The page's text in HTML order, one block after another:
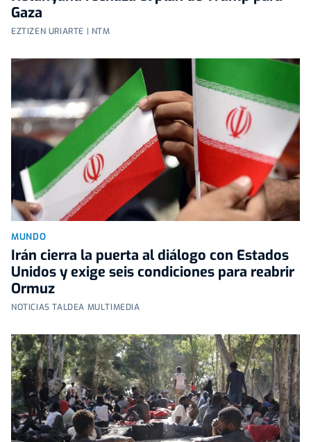
Gaza
EZTIZEN URIARTE | NTM
MUNDO
Irán cierra la puerta al diálogo con Estados
Unidos y exige seis condiciones para reabrir
Ormuz
NOTICIAS TALDEA MULTIMEDIA